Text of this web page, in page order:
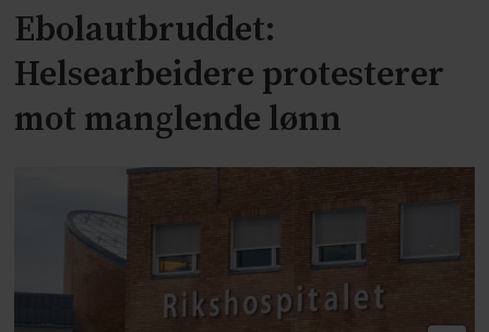
Ebolautbruddet:
Helsearbeidere protesterer
mot manglende lønn